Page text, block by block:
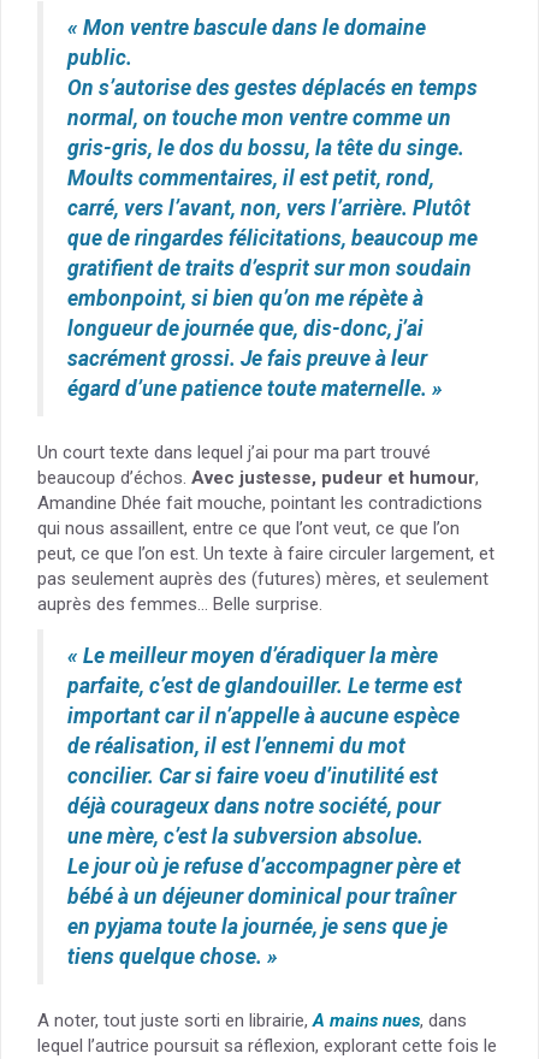
« Mon ventre bascule dans le domaine
public.
On s’autorise des gestes déplacés en temps
normal, on touche mon ventre comme un
gris-gris, le dos du bossu, la tête du singe.
Moults commentaires, il est petit, rond,
carré, vers l’avant, non, vers l’arrière. Plutôt
que de ringardes félicitations, beaucoup me
gratifient de traits d’esprit sur mon soudain
embonpoint, si bien qu’on me répète à
longueur de journée que, dis-donc, j’ai
sacrément grossi. Je fais preuve à leur
égard d’une patience toute maternelle. »
Un court texte dans lequel j’ai pour ma part trouvé
beaucoup d’échos. Avec justesse, pudeur et humour,
Amandine Dhée fait mouche, pointant les contradictions
qui nous assaillent, entre ce que l’ont veut, ce que l’on
peut, ce que l’on est. Un texte à faire circuler largement, et
pas seulement auprès des (futures) mères, et seulement
auprès des femmes… Belle surprise.
« Le meilleur moyen d’éradiquer la mère
parfaite, c’est de glandouiller. Le terme est
important car il n’appelle à aucune espèce
de réalisation, il est l’ennemi du mot
concilier. Car si faire voeu d’inutilité est
déjà courageux dans notre société, pour
une mère, c’est la subversion absolue.
Le jour où je refuse d’accompagner père et
bébé à un déjeuner dominical pour traîner
en pyjama toute la journée, je sens que je
tiens quelque chose. »
A noter, tout juste sorti en librairie,A mains nues, dans
lequel l’autrice poursuit sa réflexion, explorant cette fois le